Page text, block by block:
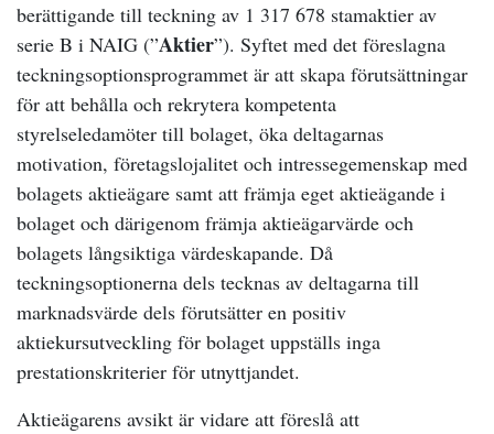
berättigande till teckning av 1 317 678 stamaktier av
serie B i NAIG (”Aktier”). Syftet med det föreslagna
teckningsoptionsprogrammet är att skapa förutsättningar
för att behålla och rekrytera kompetenta
styrelseledamöter till bolaget, öka deltagarnas
motivation, företagslojalitet och intressegemenskap med
bolagets aktieägare samt att främja eget aktieägande i
bolaget och därigenom främja aktieägarvärde och
bolagets långsiktiga värdeskapande. Då
teckningsoptionerna dels tecknas av deltagarna till
marknadsvärde dels förutsätter en positiv
aktiekursutveckling för bolaget uppställs inga
prestationskriterier för utnyttjandet.
Aktieägarens avsikt är vidare att föreslå att